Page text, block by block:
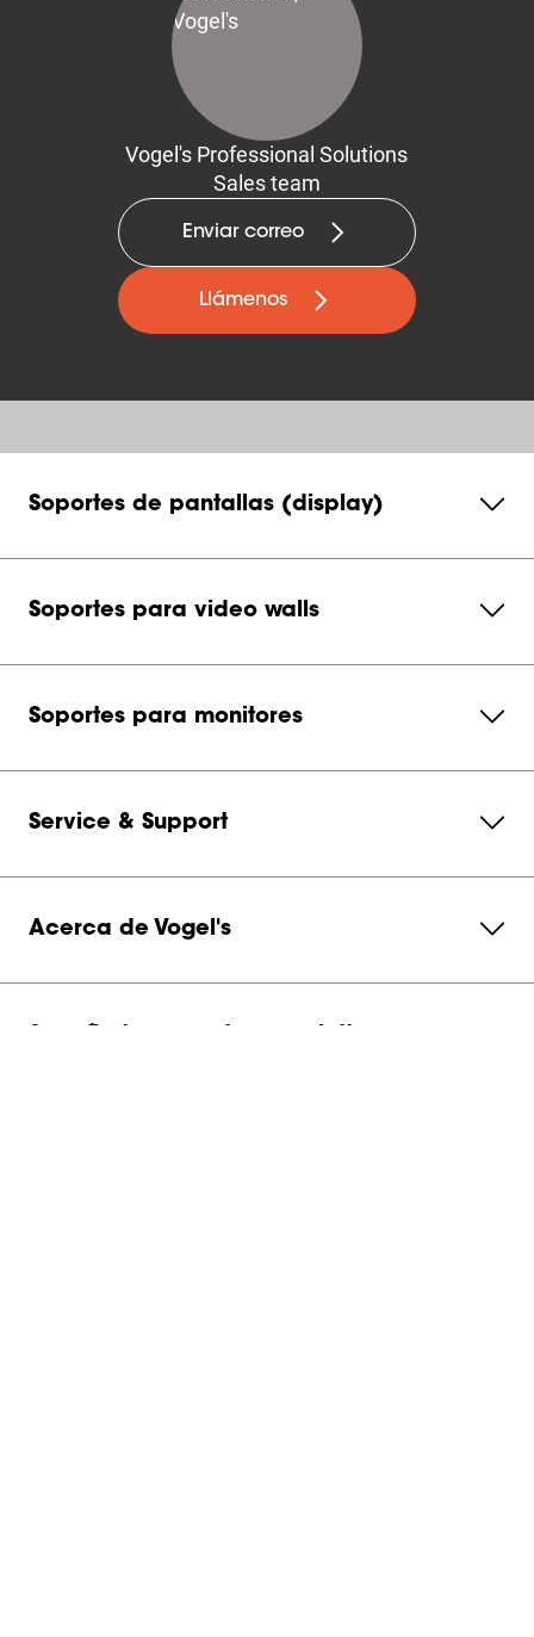
Vogel's Professional Solutions
Sales team
Enviar correo
Llámenos
Soportes de pantallas (display)
Soportes para video walls
Soportes para monitores
Service & Support
Acerca de Vogel's